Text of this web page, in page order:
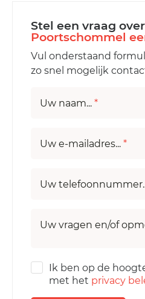
Stel een vraag over
Poortschommel
Vul onderstaand
zo snel mogelijk
Uw naam... *
Uw e-mailadres... *
Uw
Uw vragen en/of
Ik ben op de
met het privacy